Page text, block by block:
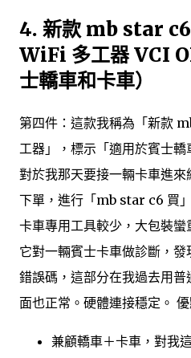
4. 新款 mb star
WiFi 多工器 VCI
士轎車和卡車）
第四件：這款我稱為「新款
工器」，標示「適用於賓士
對於我那天要接一輛卡車進
下單，進行「mb star c6 買
卡車專用工具較少，大包裝蠻
它對一輛賓士卡車做診斷，
錯誤碼，這部分在我過去用
面也正常。硬體連接穩定。 優
兼顧轎車＋卡車，對我